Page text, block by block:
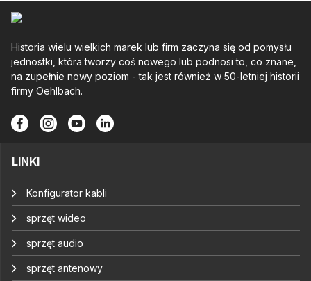
Historia wielu wielkich marek lub firm zaczyna się od pomysłu
jednostki, która tworzy coś nowego lub podnosi to, co znane,
na zupełnie nowy poziom - tak jest również w 50-letniej historii
firmy Oehlbach.
LINKI
Konfigurator kabli
sprzęt wideo
sprzęt audio
sprzęt antenowy